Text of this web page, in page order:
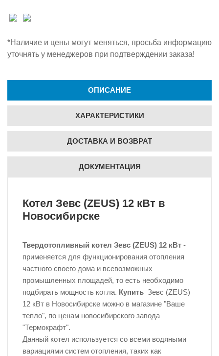
*Наличие и цены могут меняться, просьба информацию
уточнять у менеджеров при подтверждении заказа!
ОПИСАНИЕ
ХАРАКТЕРИСТИКИ
ДОСТАВКА И ВОЗВРАТ
ДОКУМЕНТАЦИЯ
Котел Зевс (ZEUS) 12 кВт в
Новосибирске
Твердотопливный котел Зевс (ZEUS) 12 кВт -
применяется для функционирования отопления
частного своего дома и всевозможных
промышленных площадей, то есть необходимо
подбирать мощность котла. Купить Зевс (ZEUS)
12 кВт в Новосибирске можно в магазине "Ваше
тепло", по ценам новосибирского завода
"Термокрафт".
Данный котел используется со всеми водяными
вариациями систем отопления, таких как